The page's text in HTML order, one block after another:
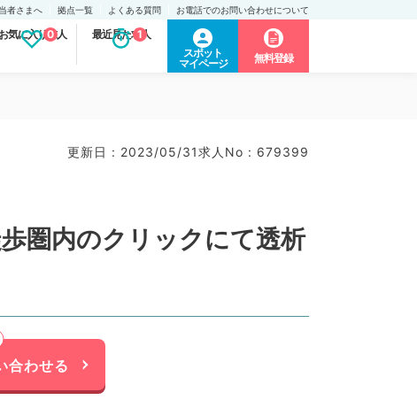
者さまへ 拠点一覧 よくある質問 お電話でのお問い合わせについて
お気に入り求人
0 最近見た求人
1
スポット
マイページ
無料登録
更新日 : 2023/05/31求人No : 679399
圏内のクリックにて透析
合わせる